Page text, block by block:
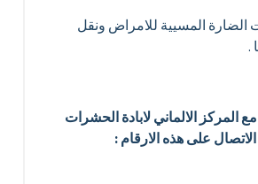
الضارة المسيية للامراض ونقل
.
المركز الالماني لابادة الحشرات
على هذه الارقام :